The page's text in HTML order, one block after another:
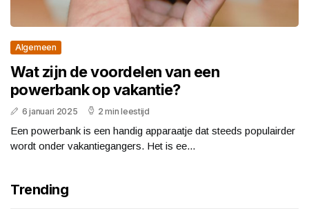
Algemeen
Wat zijn de voordelen van een
powerbank op vakantie?
6 januari 2025 2 min leestijd
Een powerbank is een handig apparaatje dat steeds populairder
wordt onder vakantiegangers. Het is ee...
Trending